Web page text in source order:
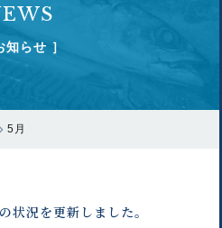
知らせ ］
5月
況を更新しました。